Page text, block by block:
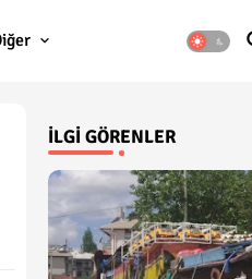
İLGI GÖRENLER